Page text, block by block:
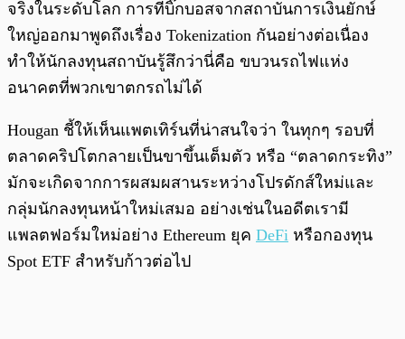
จริงในระดับโลก การที่บิ๊กบอสจากสถาบันการเงินยักษ์
ใหญ่ออกมาพูดถึงเรื่อง Tokenization กันอย่างต่อเนื่อง
ทำให้นักลงทุนสถาบันรู้สึกว่านี่คือ ขบวนรถไฟแห่ง
อนาคตที่พวกเขาตกรถไม่ได้
Hougan ชี้ให้เห็นแพตเทิร์นที่น่าสนใจว่า ในทุกๆ รอบที่
ตลาดคริปโตกลายเป็นขาขึ้นเต็มตัว หรือ “ตลาดกระทิง”
มักจะเกิดจากการผสมผสานระหว่างโปรดักส์ใหม่และ
กลุ่มนักลงทุนหน้าใหม่เสมอ อย่างเช่นในอดีตเรามี
แพลตฟอร์มใหม่อย่าง Ethereum ยุค DeFi หรือกองทุน
Spot ETF สำหรับก้าวต่อไป